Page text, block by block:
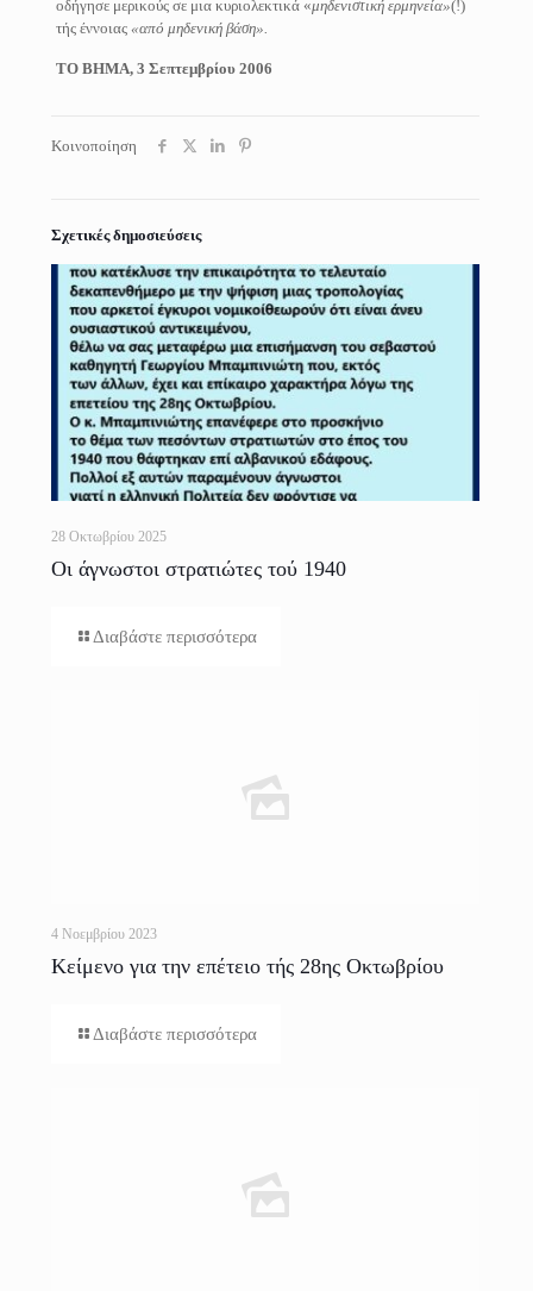
οδήγησε μερικούς σε μια κυριολεκτικά «μηδενιστική ερμηνεία»(!)
τής έννοιας «από μηδενική βάση».
ΤΟ ΒΗΜΑ, 3 Σεπτεμβρίου 2006
Κοινοποίηση
Σχετικές δημοσιεύσεις
28 Οκτωβρίου 2025
Οι άγνωστοι στρατιώτες τού 1940
Διαβάστε περισσότερα
4 Νοεμβρίου 2023
Κείμενο για την επέτειο τής 28ης Οκτωβρίου
Διαβάστε περισσότερα